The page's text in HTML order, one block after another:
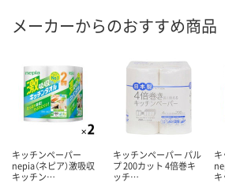
メーカーからのおすすめ商品
キッチンペーパー
nepia（ネピア）激吸収
キッチン…
キッチンペーパー パル
プ 200カット 4倍巻キ
ッチ…